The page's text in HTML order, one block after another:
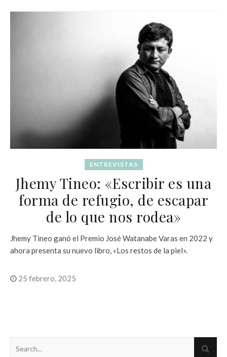
ENTREVISTAS
Jhemy Tineo: «Escribir es una
forma de refugio, de escapar
de lo que nos rodea»
Jhemy Tineo ganó el Premio José Watanabe Varas en 2022 y
ahora presenta su nuevo libro, «Los restos de la piel».
25 febrero, 2025